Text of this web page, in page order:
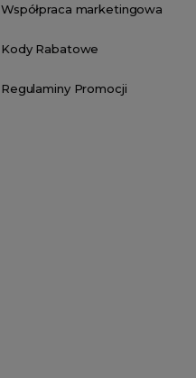
Współpraca marketingowa
Kody Rabatowe
Regulaminy Promocji